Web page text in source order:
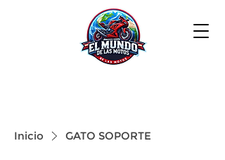
Inicio GATO SOPORTE